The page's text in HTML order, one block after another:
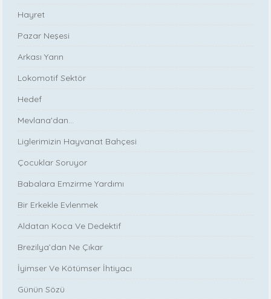
Hayret
Pazar Neşesi
Arkası Yarın
Lokomotif Sektör
Hedef
Mevlana'dan...
Liglerimizin Hayvanat Bahçesi
Çocuklar Soruyor
Babalara Emzirme Yardımı
Bir Erkekle Evlenmek
Aldatan Koca Ve Dedektif
Brezilya’dan Ne Çıkar
İyimser Ve Kötümser İhtiyacı
Günün Sözü